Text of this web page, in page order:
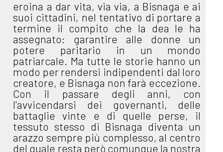
eroina a dar vita, via via, a Bisnaga e ai
suoi cittadini, nel tentativo di portare a
termine il compito che la dea le ha
assegnato: garantire alle donne un
potere paritario in un mondo
patriarcale. Ma tutte le storie hanno un
modo per rendersi indipendenti dal loro
creatore, e Bisnaga non farà eccezione.
Con il passare degli anni, con
l'avvicendarsi dei governanti, delle
battaglie vinte e di quelle perse, il
tessuto stesso di Bisnaga diventa un
arazzo sempre più complesso, al centro
del quale resta però comunque la nostra